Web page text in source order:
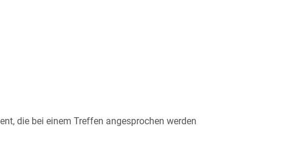
die bei einem Treffen angesprochen werden